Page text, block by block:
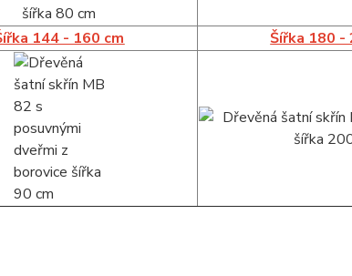
144 - 160 cm Šířka 180 -